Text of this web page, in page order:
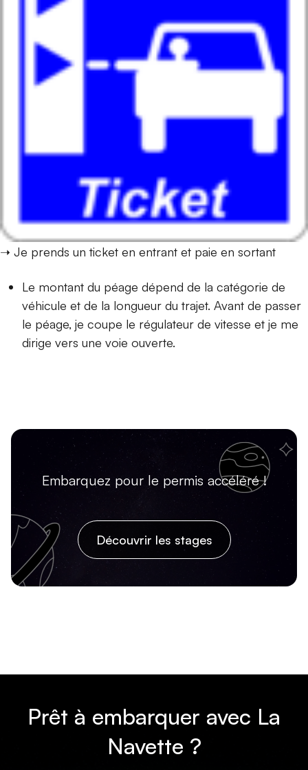
➝ Je prends un ticket en entrant et paie en sortant
Le montant du péage dépend de la catégorie de
véhicule et de la longueur du trajet. Avant de passer
le péage, je coupe le régulateur de vitesse et je me
dirige vers une voie ouverte.
Embarquez pour le permis accéléré !
Découvrir les stages
Prêt à embarquer avec La
Navette ?